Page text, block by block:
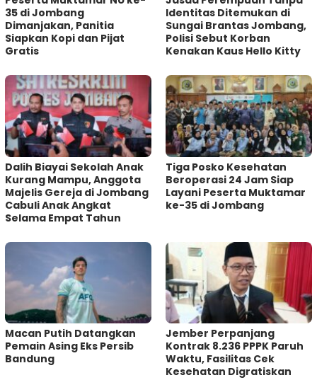
35 di Jombang
Dimanjakan, Panitia
Siapkan Kopi dan Pijat
Gratis
Identitas Ditemukan di
Sungai Brantas Jombang,
Polisi Sebut Korban
Kenakan Kaus Hello Kitty
Dalih Biayai Sekolah Anak
Kurang Mampu, Anggota
Majelis Gereja di Jombang
Cabuli Anak Angkat
Selama Empat Tahun
Tiga Posko Kesehatan
Beroperasi 24 Jam Siap
Layani Peserta Muktamar
ke-35 di Jombang
Macan Putih Datangkan
Pemain Asing Eks Persib
Bandung
Jember Perpanjang
Kontrak 8.236 PPPK Paruh
Waktu, Fasilitas Cek
Kesehatan Digratiskan